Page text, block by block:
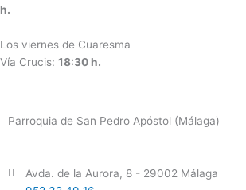
h.
Los viernes de Cuaresma
Vía Crucis: 18:30 h.
Parroquia de San Pedro Apóstol (Málaga)
Avda. de la Aurora, 8 - 29002 Málaga